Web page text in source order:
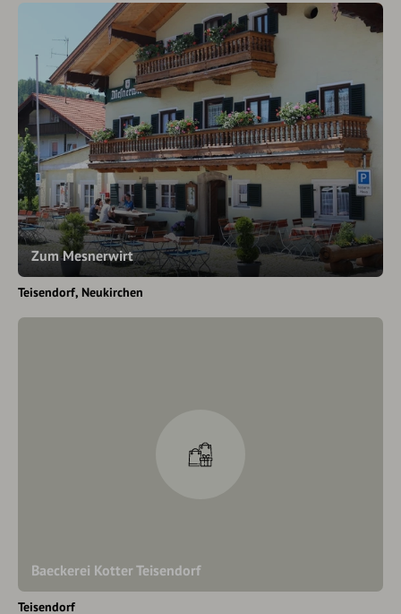
Zum Mesnerwirt
Teisendorf Neukirchen
Baeckerei Kotter Teisendorf
Teisendorf